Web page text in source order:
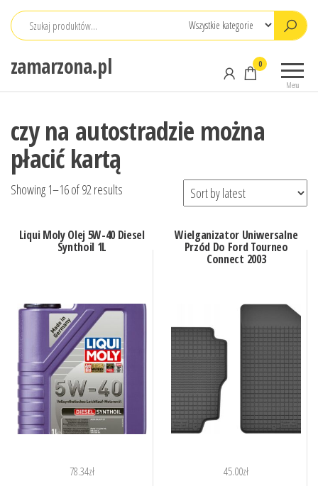
Przejdź
zamarzona.pl
Menu
0
czy na autostradzie można
płacić kartą
Showing 1–16 of 92 results
Liqui Moly Olej 5W-40 Diesel
Synthoil 1L
78.34zł
Wielganizator Uniwersalne
Przód Do Ford Tourneo
Connect 2003
45.00zł